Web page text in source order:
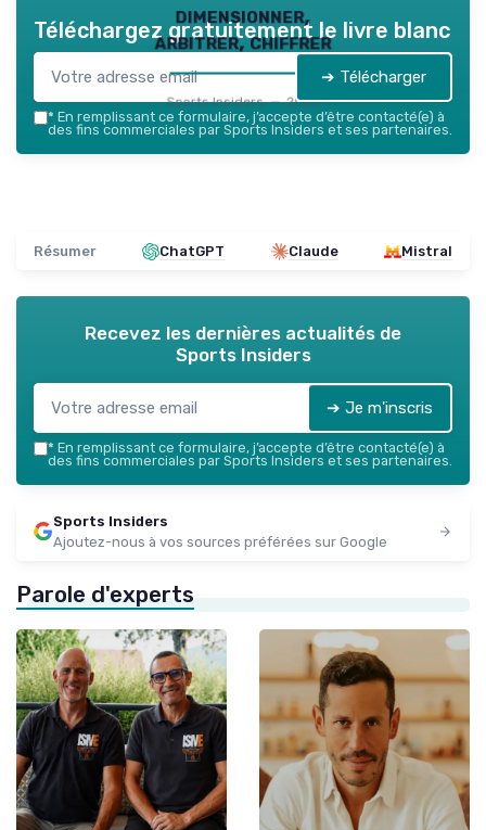
dimensionner,
arbitrer, chiffrer
Sports Insiders — 2026
Téléchargez gratuitement le livre blanc
➔ Télécharger
* En remplissant ce formulaire, j’accepte d’être contacté(e) à
des fins commerciales par Sports Insiders et ses partenaires.
Résumer ChatGPT Claude Mistral
Recevez les dernières actualités de
Sports Insiders
➔ Je m'inscris
* En remplissant ce formulaire, j’accepte d’être contacté(e) à
des fins commerciales par Sports Insiders et ses partenaires.
Sports Insiders
Ajoutez-nous à vos sources préférées sur Google
Parole d'experts